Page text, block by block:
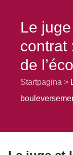
Le
contrat
de
Startpagina